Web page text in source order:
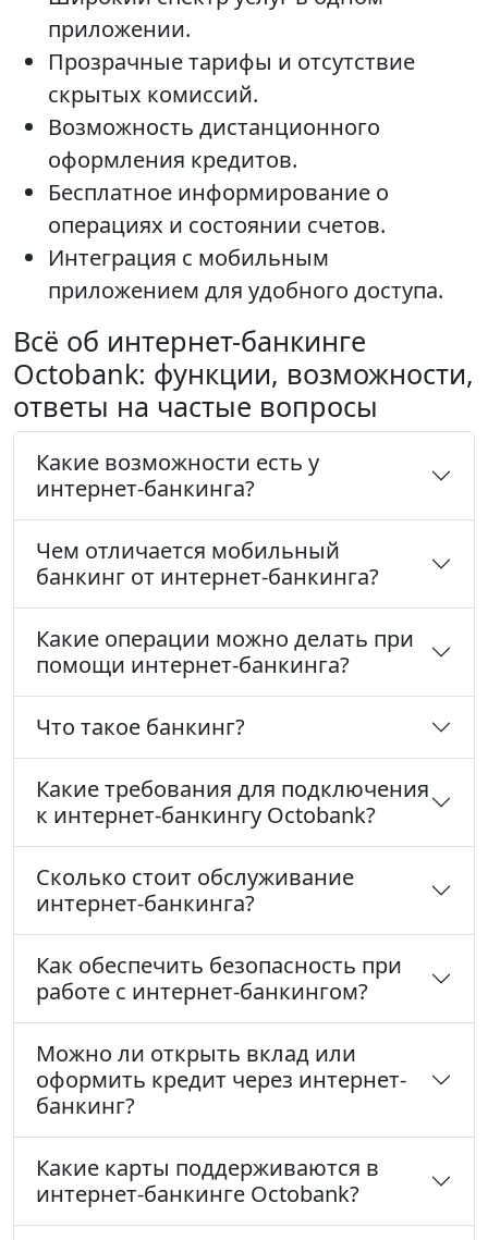
приложении.
Прозрачные тарифы и отсутствие
скрытых комиссий.
Возможность дистанционного
оформления кредитов.
Бесплатное информирование о
операциях и состоянии счетов.
Интеграция с мобильным
приложением для удобного доступа.
Всё об интернет-банкинге
Octobank: функции, возможности,
ответы на частые вопросы
Какие возможности есть у
интернет-банкинга?
Чем отличается мобильный
банкинг от интернет-банкинга?
Какие операции можно делать при
помощи интернет-банкинга?
Что такое банкинг?
Какие требования для подключения
к интернет-банкингу Octobank?
Сколько стоит обслуживание
интернет-банкинга?
Как обеспечить безопасность при
работе с интернет-банкингом?
Можно ли открыть вклад или
оформить кредит через интернет-
банкинг?
Какие карты поддерживаются в
интернет-банкинге Octobank?